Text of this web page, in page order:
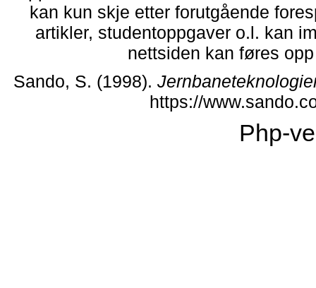
kan kun skje etter forutgående
artikler, studentoppgaver o.l. kan
nettsiden kan føres
Sando, S. (1998).
https://
Php-